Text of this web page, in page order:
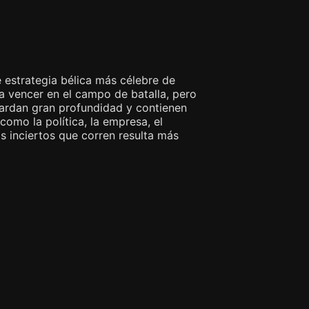
bélica más célebre de
vencer en el campo de batalla, pero
gran profundidad y contienen
la política, la empresa, el
inciertos que corren resulta más